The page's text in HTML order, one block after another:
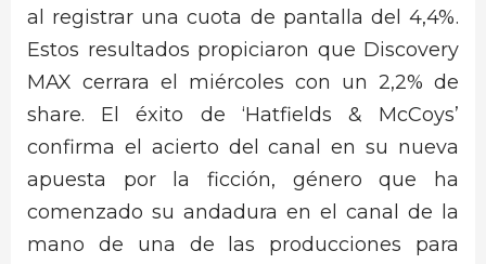
al registrar una cuota de pantalla del 4,4%.
Estos resultados propiciaron que Discovery
MAX cerrara el miércoles con un 2,2% de
share. El éxito de ‘Hatfields & McCoys’
confirma el acierto del canal en su nueva
apuesta por la ficción, género que ha
comenzado su andadura en el canal de la
mano de una de las producciones para